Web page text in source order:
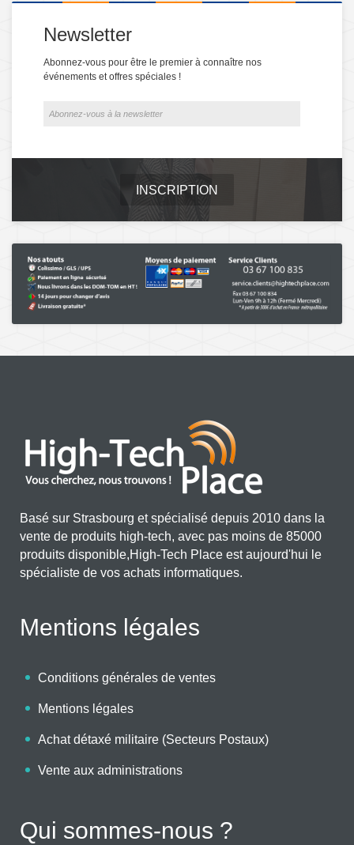
Newsletter
Abonnez-vous pour être le premier à connaître nos
événements et offres spéciales !
INSCRIPTION
Basé sur Strasbourg et spécialisé depuis 2010 dans la
vente de produits high-tech, avec pas moins de 85000
produits disponible,High-Tech Place est aujourd'hui le
spécialiste de vos achats informatiques.
Mentions légales
Conditions générales de ventes
Mentions légales
Achat détaxé militaire (Secteurs Postaux)
Vente aux administrations
Qui sommes-nous ?